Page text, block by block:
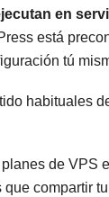
en
está
tú
habituales
de VPS
compartir